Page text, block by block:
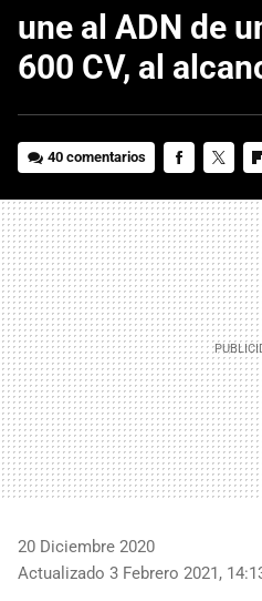
une al ADN de
600 CV, al
40 comentarios
20 Diciembre 2020
Actualizado 3 Febrero 2021,